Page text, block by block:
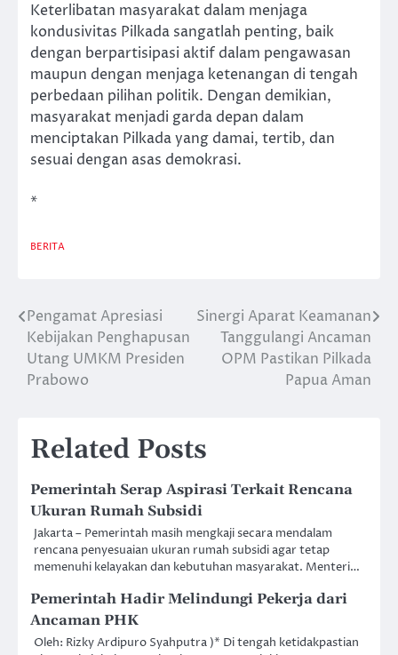
Keterlibatan masyarakat dalam menjaga
kondusivitas Pilkada sangatlah penting, baik
dengan berpartisipasi aktif dalam pengawasan
maupun dengan menjaga ketenangan di tengah
perbedaan pilihan politik. Dengan demikian,
masyarakat menjadi garda depan dalam
menciptakan Pilkada yang damai, tertib, dan
sesuai dengan asas demokrasi.
*
BERITA
Post
navigation
Pengamat Apresiasi
Kebijakan Penghapusan
Utang UMKM Presiden
Prabowo
Sinergi Aparat Keamanan
Tanggulangi Ancaman
OPM Pastikan Pilkada
Papua Aman
Related Posts
Pemerintah Serap Aspirasi Terkait Rencana
Ukuran Rumah Subsidi
Jakarta – Pemerintah masih mengkaji secara mendalam
rencana penyesuaian ukuran rumah subsidi agar tetap
memenuhi kelayakan dan kebutuhan masyarakat. Menteri…
Pemerintah Hadir Melindungi Pekerja dari
Ancaman PHK
Oleh: Rizky Ardipuro Syahputra )* Di tengah ketidakpastian